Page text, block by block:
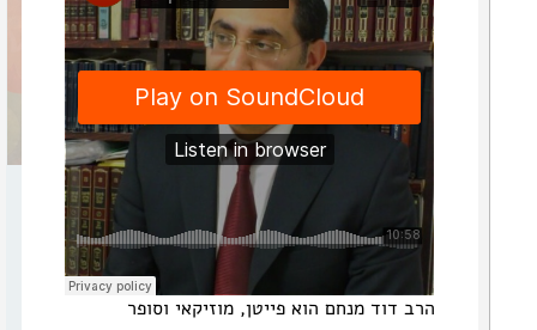
חגי
זכריה
מלאכי
חזון הגאולה כבר כאן
הרבה מקטרגים יש לחברה הישראלית. האתגרים
והניסיונות עצומים. אבל רק מי שלבו נאטם ועיניו הוכו
הרב דוד מנחם הוא פייטן, מוזיקאי וסופר